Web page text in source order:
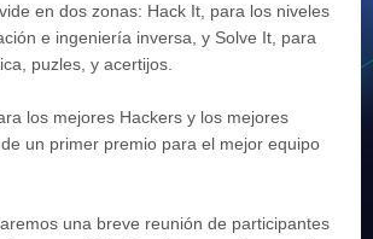
en dos zonas: Hack It, para los niveles
e ingeniería inversa, y Solve It, para
puzles, y acertijos.
los mejores Hackers y los mejores
un primer premio para el mejor equipo
una breve reunión de participantes